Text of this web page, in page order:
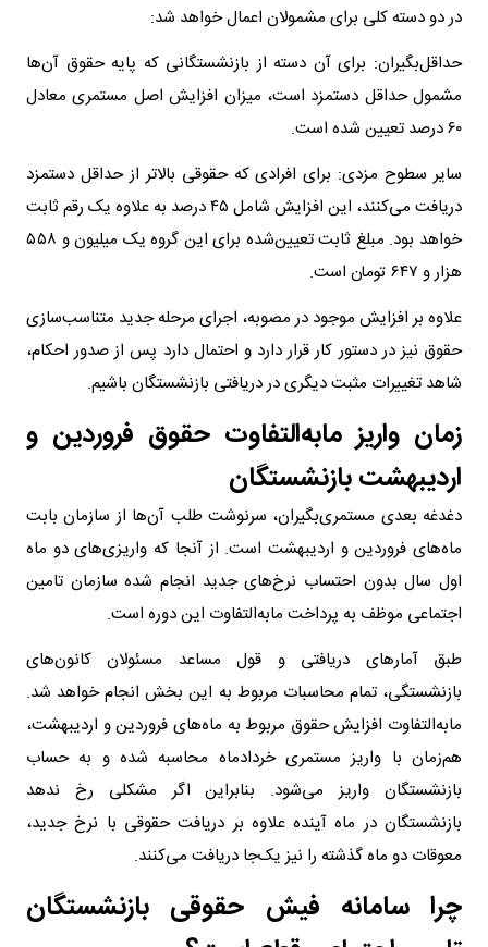
در دو دسته کلی برای مشمولان اعمال خواهد شد:
حداقل‌بگیران: برای آن دسته از بازنشستگانی که پایه حقوق آن‌ها
مشمول حداقل دستمزد است، میزان افزایش اصل مستمری معادل
۶۰ درصد تعیین شده است.
سایر سطوح مزدی: برای افرادی که حقوقی بالاتر از حداقل دستمزد
دریافت می‌کنند، این افزایش شامل ۴۵ درصد به علاوه یک رقم ثابت
خواهد بود. مبلغ ثابت تعیین‌شده برای این گروه یک میلیون و ۵۵۸
هزار و ۶۴۷ تومان است.
علاوه بر افزایش موجود در مصوبه، اجرای مرحله جدید متناسب‌سازی
حقوق نیز در دستور کار قرار دارد و احتمال دارد پس از صدور احکام،
شاهد تغییرات مثبت دیگری در دریافتی بازنشستگان باشیم.
زمان واریز مابه‌التفاوت حقوق فروردین و
اردیبهشت بازنشستگان
دغدغه‌ بعدی مستمری‌بگیران، سرنوشت طلب آن‌ها از سازمان بابت
ماه‌های فروردین و اردیبهشت است. از آنجا که واریزی‌های دو ماه
اول سال بدون احتساب نرخ‌های جدید انجام شده سازمان تامین
اجتماعی موظف به پرداخت مابه‌التفاوت این دوره است.
طبق آمارهای دریافتی و قول مساعد مسئولان کانون‌های
بازنشستگی، تمام محاسبات مربوط به این بخش انجام خواهد شد.
مابه‌التفاوت افزایش حقوق مربوط به ماه‌های فروردین و اردیبهشت،
هم‌زمان با واریز مستمری خردادماه محاسبه شده و به حساب
بازنشستگان واریز می‌شود. بنابراین اگر مشکلی رخ ندهد
بازنشستگان در ماه آینده علاوه بر دریافت حقوقی با نرخ جدید،
معوقات دو ماه گذشته را نیز یک‌جا دریافت می‌کنند.
چرا سامانه فیش حقوقی بازنشستگان